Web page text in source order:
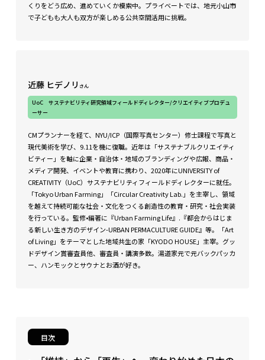
くりをどう広め、進めていくか模索中。プライベートでは、地元小山市
で子どもも大人も双方が楽しめる公共空間活用に挑戦。
近藤 ヒデノリ さん
UoC サステナビリティ研究領域フィールドディレクター/クリエイティブプロデュ
ーサー
CMプランナーを経て、NYU/ICP（国際写真センター）修士課程で写真と
現代美術を学び、9.11を機に復職。近年は「サステナブルクリエイティ
ビティー」を軸に企業・自治体・地域のブランディングや広報、商品・
メディア開発、イベントや教育に携わり、2020年にUNIVERSITY of
CREATIVITY（UoC）サステナビリティフィールドディレクターに就任。
「Tokyo Urban Farming」「Circular Creativity Lab.」を主宰し、領域
を越えて持続可能な社会・文化をつくる創造性の教育・研究・社会実装
を行っている。監修•編著に『Urban Farming Life』.『都会からはじま
る新しい生き方のデザイン-URBAN PERMACULTURE GUIDE』等。「Art
of Living」をテーマとした地域共生の家「KYODO HOUSE」主宰。グッ
ドデザイン賞審査員他、審査員・講演多数。湯道家元で元バックパッカ
ー、ハンモックとサウナとお酒が好き。
目次